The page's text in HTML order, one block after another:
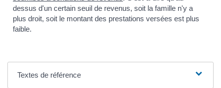
dessus d'un certain seuil de revenus, soit la famille n'y a
plus droit, soit le montant des prestations versées est plus
faible.
Textes de référence